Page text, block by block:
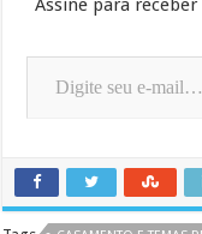
Assine para
Digite seu e-mail…